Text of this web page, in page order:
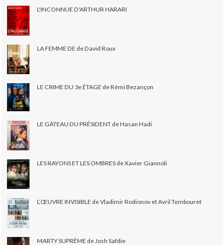
L'INCONNUE D'ARTHUR HARARI
LA FEMME DE de David Roux
LE CRIME DU 3e ÉTAGE de Rémi Bezançon
LE GÂTEAU DU PRÉSIDENT de Hasan Hadi
LES RAYONS ET LES OMBRES de Xavier Giannoli
L’ŒUVRE INVISIBLE de Vladimir Rodionov et Avril Tembouret
MARTY SUPRÊME de Josh Safdie